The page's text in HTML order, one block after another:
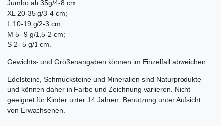
Jumbo ab 35g/4-8 cm
XL 20-35 g/3-4 cm;
L 10-19 g/2-3 cm;
M 5- 9 g/1,5-2 cm;
S 2- 5 g/1 cm.
Gewichts- und Größenangaben können im Einzelfall abweichen.
Edelsteine, Schmucksteine und Mineralien sind Naturprodukte
und können daher in Farbe und Zeichnung variieren. Nicht
geeignet für Kinder unter 14 Jahren. Benutzung unter Aufsicht
von Erwachsenen.